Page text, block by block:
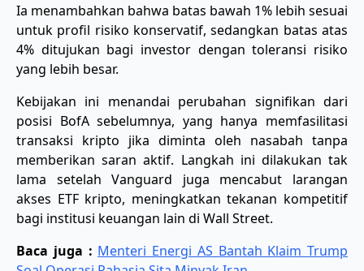
Ia menambahkan bahwa batas bawah 1% lebih sesuai
untuk profil risiko konservatif, sedangkan batas atas
4% ditujukan bagi investor dengan toleransi risiko
yang lebih besar.
​Kebijakan ini menandai perubahan signifikan dari
posisi BofA sebelumnya, yang hanya memfasilitasi
transaksi kripto jika diminta oleh nasabah tanpa
memberikan saran aktif. Langkah ini dilakukan tak
lama setelah Vanguard juga mencabut larangan
akses ETF kripto, meningkatkan tekanan kompetitif
bagi institusi keuangan lain di Wall Street.
Baca juga : Menteri Energi AS Bantah Klaim Trump